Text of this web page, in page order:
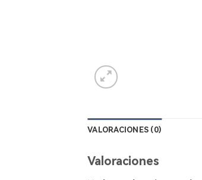
VALORACIONES (0)
Valoraciones